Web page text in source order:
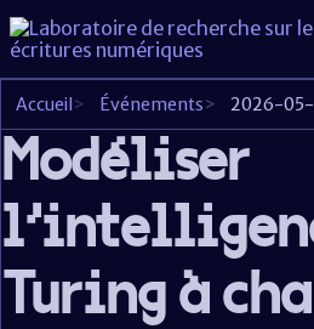
Accueil> Événements> 2026-
Modéliser
Turing à